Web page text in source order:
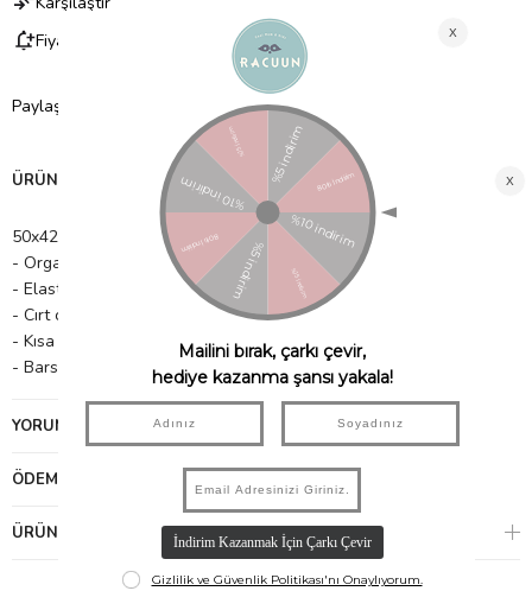
Fiyat Düşünce Haber Ver
Paylaş
ÜRÜN ÖZELLIKLERI
50x42x10cm
- Organik pamuklu baskılı ve kapitoneli
- Elastik açıklık
- Cırt cırtlı kapatma
- Kısa devre: Baskılı, kaliteli kumaş
- Barselona'da yapılmıştır
YORUMLAR
ÖDEME SEÇENEKLERI
ÜRÜN ÖNERILERI